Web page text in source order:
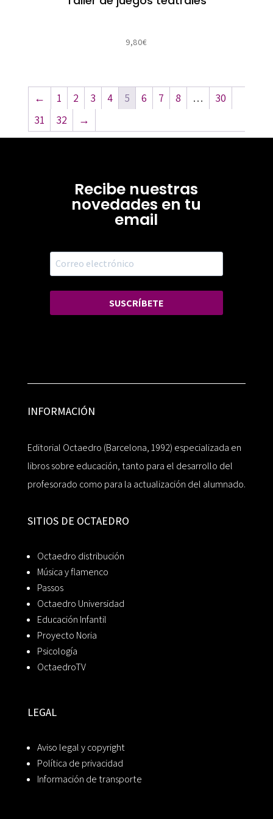
9,80€
← 1 2 3 4 5 6 7 8 …
30
31
32 →
Recibe nuestras
novedades en tu
email
SUSCRÍBETE
INFORMACIÓN
Editorial Octaedro (Barcelona, 1992) especializada en
libros sobre educación, tanto para el desarrollo del
profesorado como para la actualización del alumnado.
SITIOS DE OCTAEDRO
Octaedro distribución
Música y flamenco
Passos
Octaedro Universidad
Educación Infantil
Proyecto Noria
Psicología
OctaedroTV
LEGAL
Aviso legal y copyright
Política de privacidad
Información de transporte